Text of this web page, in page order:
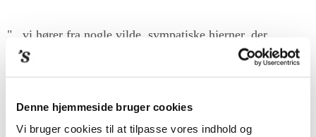
Denne hjemmeside bruger cookies
Vi bruger cookies til at tilpasse vores indhold og
"...vi hører fra nogle vilde, sympatiske hjerner, der
indædt kæmper sig fremad på deres stofområde."
M. Bjørk, Kulturinformation